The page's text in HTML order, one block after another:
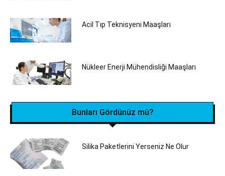
Acil Tıp Teknisyeni Maaşları
Nükleer Enerji Mühendisliği Maaşları
Bunları Gördünüz mü?
Silika Paketlerini Yerseniz Ne Olur